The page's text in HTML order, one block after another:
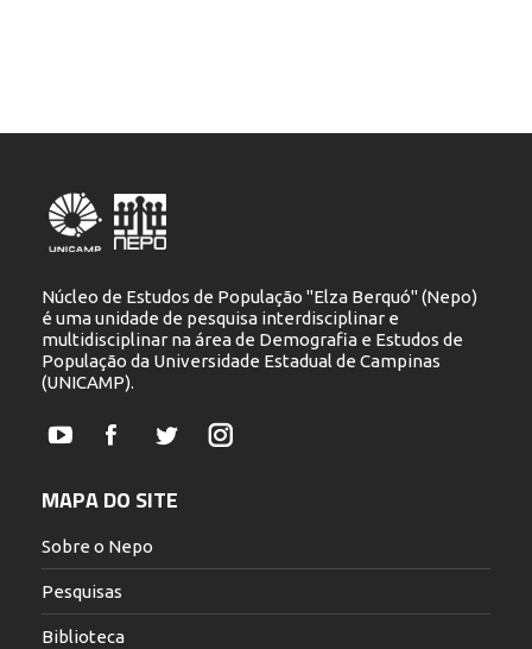
Núcleo de Estudos de População "Elza Berquó" (Nepo)
é uma unidade de pesquisa interdisciplinar e
multidisciplinar na área de Demografia e Estudos de
População da Universidade Estadual de Campinas
(UNICAMP).
YouTubeFacebookTwitterInstagram
MAPA DO SITE
Sobre o Nepo
Pesquisas
Biblioteca